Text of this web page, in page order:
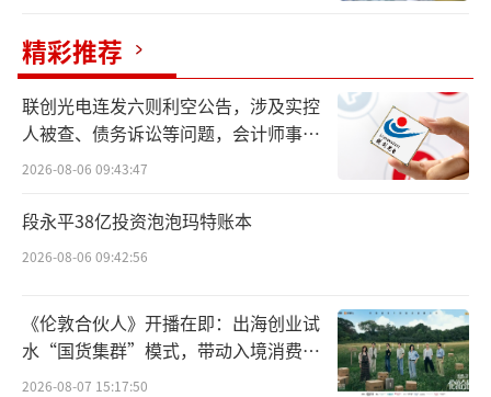
禹州集团、中国奥园、远洋集团、正荣地
产等企业也于此前陆续公布债务重组进展情
况。
“城市房地产融资协调机制在加快建立见
效。”据中指研究院企业研究总监刘水介绍，
城市协调机制督促银行要提出有针对性的意见
目，城市政府要加强协调，推动符合“白名
单”条件标准的项目应纳尽纳等。
精彩推荐
联创光电连发六则利空公告，涉及实控
人被查、债务诉讼等问题，会计师事务
所曾出具“保留意见”
2026-08-06 09:43:47
段永平38亿投资泡泡玛特账本
2026-08-06 09:42:56
《伦敦合伙人》开播在即：出海创业试
水“国货集群”模式，带动入境消费反
向种草
2026-08-07 15:17:50